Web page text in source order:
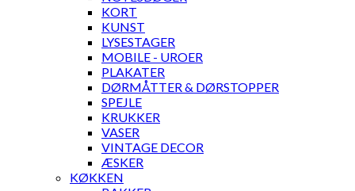
KORT
KUNST
LYSESTAGER
MOBILE - UROER
PLAKATER
DØRMÅTTER & DØRSTOPPER
SPEJLE
KRUKKER
VASER
VINTAGE DECOR
ÆSKER
KØKKEN